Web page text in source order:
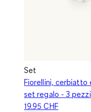
Set
Fiorellini, cerbiatto
set regalo - 3 pezzi
19.95 CHF